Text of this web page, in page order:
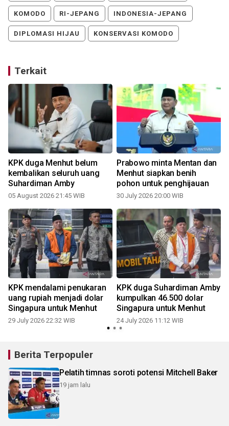
KOMODO RI-JEPANG INDONESIA-JEPANG
DIPLOMASI HIJAU KONSERVASI KOMODO
Terkait
KPK duga Menhut belum
kembalikan seluruh uang
Suhardiman Amby
05 August 2026 21:45 WIB
Prabowo minta Mentan dan
Menhut siapkan benih
pohon untuk penghijauan
30 July 2026 20:00 WIB
KPK mendalami penukaran
uang rupiah menjadi dolar
Singapura untuk Menhut
29 July 2026 22:32 WIB
KPK duga Suhardiman Amby
kumpulkan 46.500 dolar
Singapura untuk Menhut
24 July 2026 11:12 WIB
Berita Terpopuler
Pelatih timnas soroti potensi Mitchell Baker
19 jam lalu